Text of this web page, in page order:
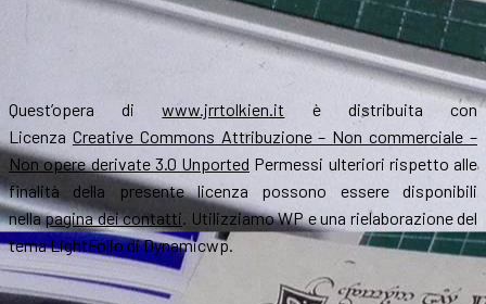
Quest’opera diwww.jrrtolkien.it è distribuita con
Licenza Creative Commons Attribuzione – Non commerciale –
Non opere derivate 3.0 Unported Permessi ulteriori rispetto alle
finalità della presente licenza possono essere disponibili
nellapagina dei contatti. Utilizziamo WP e una rielaborazione del
tema LightFolio di Dynamicwp.